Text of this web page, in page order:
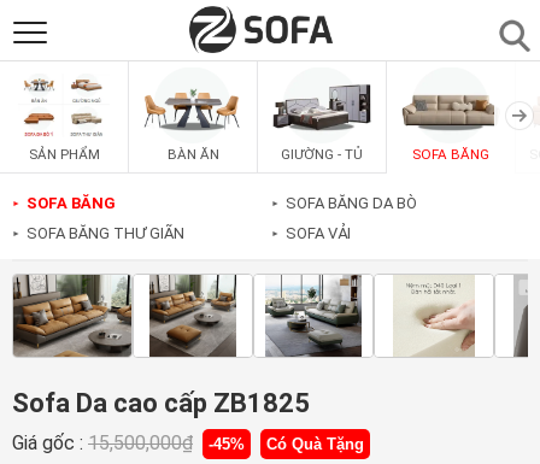
SẢN PHẨM
SOFAS
PHÒNG ĂN
PHÒNG NGỦ
PHÒNG KHÁCH
SẢN PHẨM BÀN ĂN GIƯỜNG - TỦ SOFA BĂNG
► SOFA BĂNG
► SOFA BĂNG THƯ GIÃN
► SOFA BĂNG DA BÒ
► SOFA VẢI
Sofa Da cao cấp ZB1825
Giá gốc : 15,500,000₫ -45% Có Quà Tặng